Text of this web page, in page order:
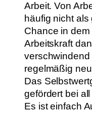
Arbeit. Von
häufig nicht
Chance in
Arbeitskraft
regelmäßig
Das
gefördert bei
Es ist einfach